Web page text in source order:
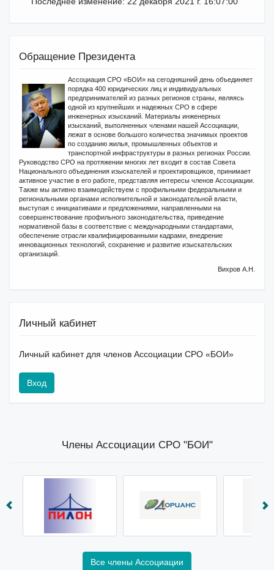
Обращение Президента
Ассоциация СРО «БОИ» на сегодняшний день объединяет
порядка 400 юридических лиц и индивидуальных
предпринимателей из разных регионов страны, являясь
одной из крупнейших и надежных СРО в сфере
инженерных изысканий. Материалы инженерных
изысканий, выполненных членами нашей Ассоциации,
лежат в основе большого количества значимых проектов
по созданию жилья, промышленных объектов и
транспортной инфраструктуры в разных регионах России.
Руководство СРО на протяжении многих лет входит в состав Совета
Национального объединения изыскателей и проектировщиков, принимает
активное участие в его работе, представляя интересы членов Ассоциации.
Также мы активно взаимодействуем с профильными федеральными и
региональными органами исполнительной и законодательной власти,
выступая с инициативами и предложениями, направленными на
совершенствование профильного законодательства, приведение
нормативной базы в соответствие с международными стандартами,
обеспечение отрасли квалифицированными кадрами, внедрение
инновационных технологий, сохранение и развитие изыскательских
организаций.
Вихров А.Н.
Личный кабинет
Личный кабинет для членов Ассоциации СРО «БОИ»
Вход
Члены Ассоциации СРО "БОИ"
Все члены Ассоциации